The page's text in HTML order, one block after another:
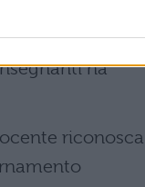
degli
con un viaggio
ha